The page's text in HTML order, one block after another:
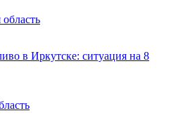
в Иркутске: ситуация на 8